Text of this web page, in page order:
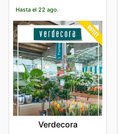
Hasta el 22 ago.
Verdecora